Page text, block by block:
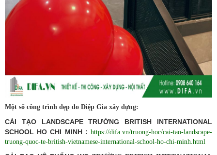
Một số công trình đẹp do Diệp Gia xây dựng:
CẢI TẠO LANDSCAPE TRƯỜNG BRITISH INTERNATIONAL
SCHOOL HO CHI MINH : https://difa.vn/truong-hoc/cai-tao-landscape-
truong-quoc-te-british-vietnamese-international-school-ho-chi-minh.html